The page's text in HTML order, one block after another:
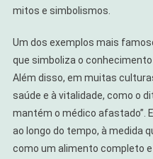
mitos e simbolismos.
Um dos exemplos mais
que simboliza o
Além disso, em muitas
saúde e à vitalidade, como o
mantém o médico afastado”.
ao longo do tempo, à medida
como um alimento completo